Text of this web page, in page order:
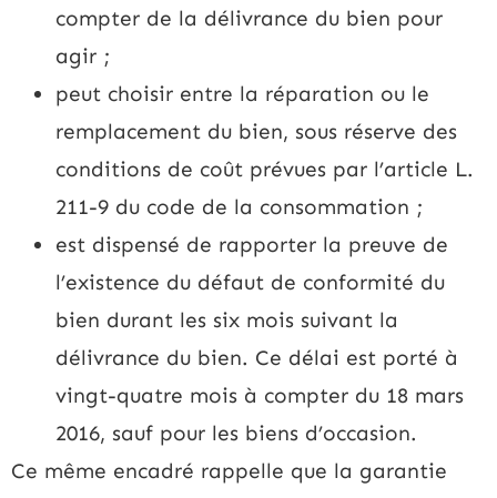
compter de la délivrance du bien pour
agir ;
peut choisir entre la réparation ou le
remplacement du bien, sous réserve des
conditions de coût prévues par l’article L.
211-9 du code de la consommation ;
est dispensé de rapporter la preuve de
l’existence du défaut de conformité du
bien durant les six mois suivant la
délivrance du bien. Ce délai est porté à
vingt-quatre mois à compter du 18 mars
2016, sauf pour les biens d’occasion.
Ce même encadré rappelle que la garantie